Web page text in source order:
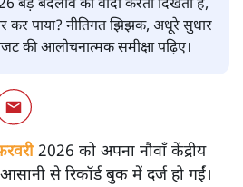
बड़े बदलाव का वादा करता दिखता है,
कर पाया? नीतिगत झिझक, अधूरे सुधार
की आलोचनात्मक समीक्षा पढ़िए।
2026 को अपना नौवाँ केंद्रीय
से रिकॉर्ड बुक में दर्ज हो गईं।